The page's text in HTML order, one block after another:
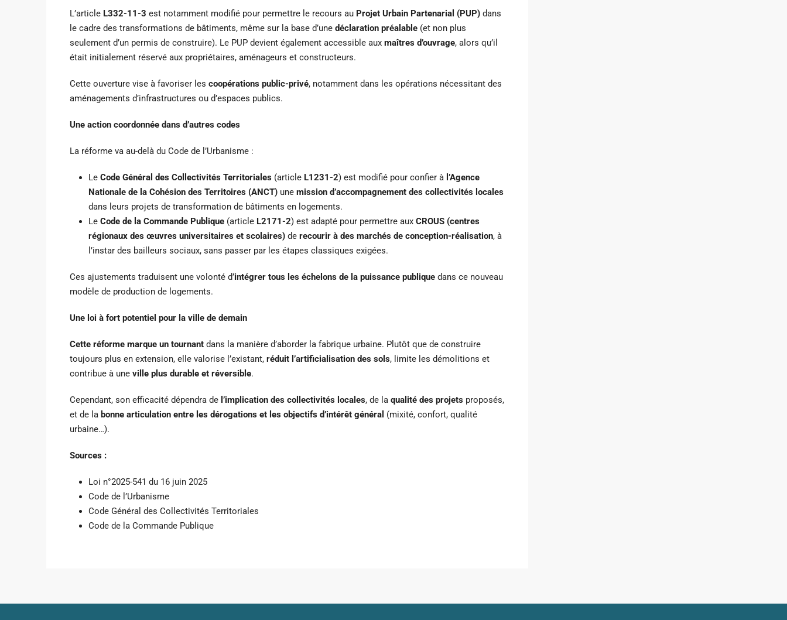
L’article L332-11-3 est notamment modifié pour permettre le recours au Projet Urbain Partenarial (PUP) dans
le cadre des transformations de bâtiments, même sur la base d’une déclaration préalable (et non plus
seulement d’un permis de construire). Le PUP devient également accessible aux maîtres d’ouvrage, alors qu’il
était initialement réservé aux propriétaires, aménageurs et constructeurs.
Cette ouverture vise à favoriser les coopérations public-privé, notamment dans les opérations nécessitant des
aménagements d’infrastructures ou d’espaces publics.
Une action coordonnée dans d’autres codes
La réforme va au-delà du Code de l’Urbanisme :
Le Code Général des Collectivités Territoriales (article L1231-2) est modifié pour confier à l’Agence
Nationale de la Cohésion des Territoires (ANCT) une mission d’accompagnement des collectivités locales
dans leurs projets de transformation de bâtiments en logements.
Le Code de la Commande Publique (article L2171-2) est adapté pour permettre aux CROUS (centres
régionaux des œuvres universitaires et scolaires) de recourir à des marchés de conception-réalisation, à
l’instar des bailleurs sociaux, sans passer par les étapes classiques exigées.
Ces ajustements traduisent une volonté d’intégrer tous les échelons de la puissance publique dans ce nouveau
modèle de production de logements.
Une loi à fort potentiel pour la ville de demain
Cette réforme marque un tournant dans la manière d’aborder la fabrique urbaine. Plutôt que de construire
toujours plus en extension, elle valorise l’existant, réduit l’artificialisation des sols, limite les démolitions et
contribue à une ville plus durable et réversible.
Cependant, son efficacité dépendra de l’implication des collectivités locales, de la qualité des projets proposés,
et de la bonne articulation entre les dérogations et les objectifs d’intérêt général (mixité, confort, qualité
urbaine…).
Sources :
Loi n°2025-541 du 16 juin 2025
Code de l’Urbanisme
Code Général des Collectivités Territoriales
Code de la Commande Publique